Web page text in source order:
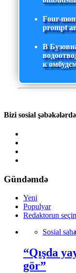
Four-
prompt
В
к
Bizi sosial
Gündəmdə
Yeni
Populyar
Redaktorun
Sosial
“Qışda
gör”